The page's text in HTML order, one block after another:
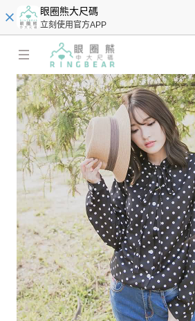
眼圈熊大尺碼
立刻使用官方APP